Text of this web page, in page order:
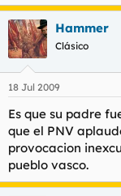
Hammer
Clásico
18 Jul 2009
Es que su padre
que el PNV
provocacion
pueblo vasco.